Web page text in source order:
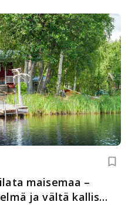
maisemaa –
ja vältä kallis